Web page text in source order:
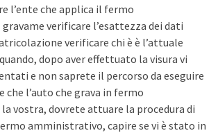
l’ente che applica il fermo
verificare l’esattezza dei dati
verificare chi è è l’attuale
dopo aver effettuato la visura vi
e non saprete il percorso da eseguire
che l’auto che grava in fermo
vostra, dovrete attuare la procedura di
amministrativo, capire se vi è stato in